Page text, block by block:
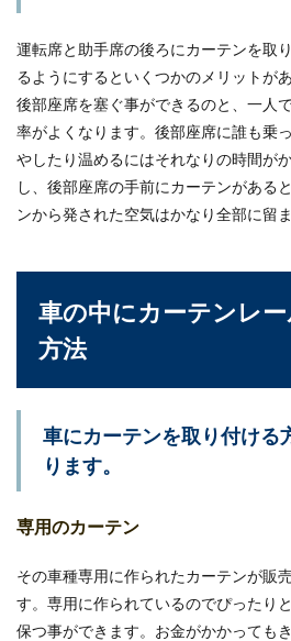
自転車を20分
費とは？効果
自転車に20分乗る
のでしょうか？自
こ...
る！気になる
車のブレーキラン
た、チ...
運転席と助手席の後ろにカーテンを取
るようにするといくつかのメリットが
後部座席を塞ぐ事ができるのと、一人
率がよくなります。後部座席に誰も乗
やしたり温めるにはそれなりの時間が
し、後部座席の手前にカーテンがある
ンから発された空気はかなり全部に留
車の中にカーテンレ
方法
車にカーテンを取り付ける
ります。
専用のカーテン
その車種専用に作られたカーテンが販
す。専用に作られているのでぴったり
保つ事ができます。お金がかかっても